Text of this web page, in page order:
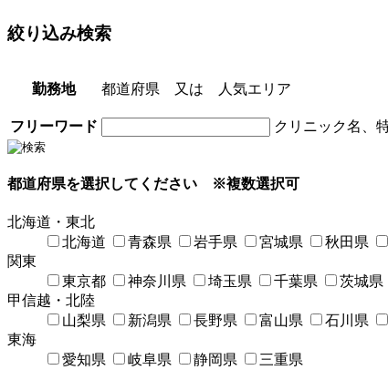
絞り込み検索
勤務地 都道府県 又は 人気エリア
フリーワード クリニック名、
都道府県を選択してください ※複数選択可
北海道・東北
北海道
青森県 岩手県 宮城県 秋田県
関東
東京都
神奈川県 埼玉県 千葉県 茨城県
甲信越・北陸
山梨県
新潟県 長野県 富山県 石川県
東海
愛知県
岐阜県 静岡県
三重県